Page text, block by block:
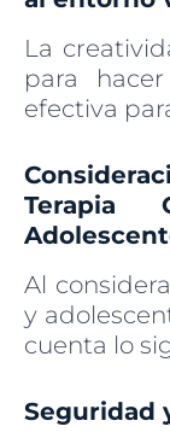
La
para
efectiva
Al
y
cuenta lo
Seguridad